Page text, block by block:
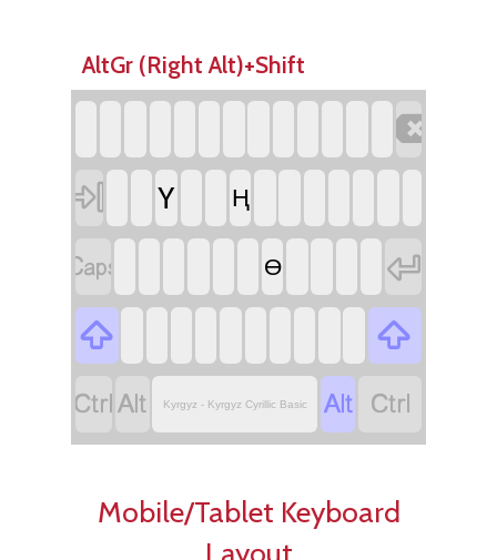
AltGr (Right Alt)+Shift


Ү Ң
 Ө



 Kyrgyz - Kyrgyz Cyrillic Basic  
Mobile/Tablet Keyboard